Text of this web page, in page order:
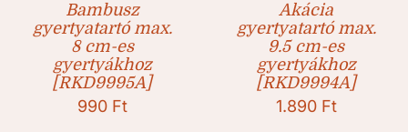
Bambusz
gyertyatartó max.
8 cm-es
gyertyákhoz
[RKD9995A]
990 Ft
Akácia
gyertyatartó max.
9.5 cm-es
gyertyákhoz
[RKD9994A]
1.890 Ft